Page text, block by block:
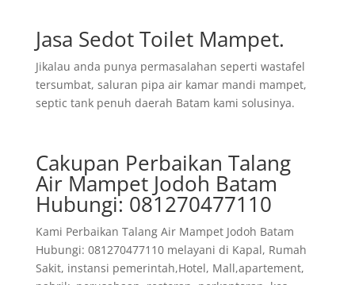
Jasa Sedot Toilet Mampet.
Jikalau anda punya permasalahan seperti wastafel
tersumbat, saluran pipa air kamar mandi mampet,
septic tank penuh daerah Batam kami solusinya.
Cakupan Perbaikan Talang
Air Mampet Jodoh Batam
Hubungi: 081270477110
Kami Perbaikan Talang Air Mampet Jodoh Batam
Hubungi: 081270477110 melayani di Kapal, Rumah
Sakit, instansi pemerintah,Hotel, Mall,apartement,